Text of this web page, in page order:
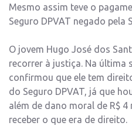
Mesmo assim teve o
Seguro DPVAT negado pela
O jovem Hugo José dos
recorrer à justiça. Na última
confirmou que ele tem
do Seguro DPVAT, já que
além de dano moral de R$
receber o que era de direito.